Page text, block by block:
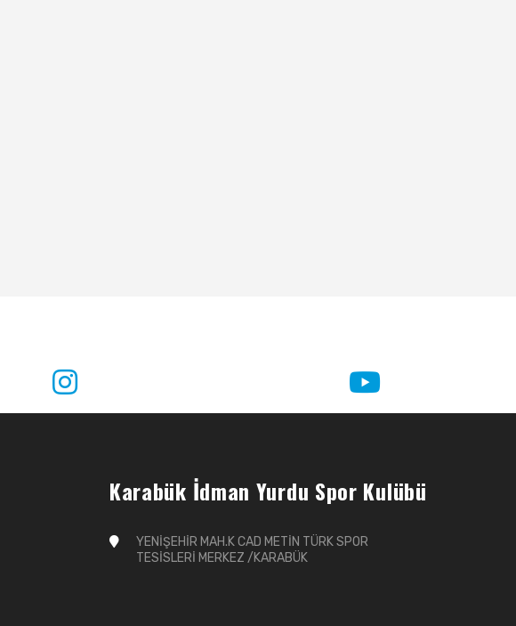
Karabük İdman Yurdu Spor Kulübü
YENİŞEHİR MAH.K CAD METİN TÜRK SPOR
TESİSLERİ MERKEZ /KARABÜK